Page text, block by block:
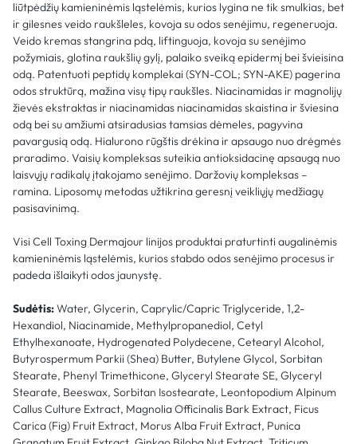
liūtpėdžių kamieninėmis ląstelėmis, kurios lygina ne tik smulkias, bet
ir gilesnes veido raukšleles, kovoja su odos senėjimu, regeneruoja.
Veido kremas stangrina pdą, liftinguoja, kovoja su senėjimo
požymiais, glotina raukšlių gylį, palaiko sveiką epidermį bei švieisina
odą. Patentuoti peptidų komplekai (SYN-COL; SYN-AKE) pagerina
odos struktūrą, mažina visų tipų raukšles. Niacinamidas ir magnolijų
žievės ekstraktas ir niacinamidas niacinamidas skaistina ir šviesina
odą bei su amžiumi atsiradusias tamsias dėmeles, pagyvina
pavargusią odą. Hialurono rūgštis drėkina ir apsaugo nuo drėgmės
praradimo. Vaisių kompleksas suteikia antioksidacinę apsaugą nuo
laisvųjų radikalų įtakojamo senėjimo. Daržovių kompleksas –
ramina. Liposomų metodas užtikrina geresnį veikliųjų medžiagų
pasisavinimą.
Visi Cell Toxing Dermajour linijos produktai praturtinti augalinėmis
kamieninėmis ląstelėmis, kurios stabdo odos senėjimo procesus ir
padeda išlaikyti odos jaunystę.
Sudėtis:Water, Glycerin, Caprylic/Capric Triglyceride, 1,2-
Hexandiol, Niacinamide, Methylpropanediol, Cetyl
Ethylhexanoate, Hydrogenated Polydecene, Cetearyl Alcohol,
Butyrospermum Parkii (Shea) Butter, Butylene Glycol, Sorbitan
Stearate, Phenyl Trimethicone, Glyceryl Stearate SE, Glyceryl
Stearate, Beeswax, Sorbitan Isostearate, Leontopodium Alpinum
Callus Culture Extract, Magnolia Officinalis Bark Extract, Ficus
Carica (Fig) Fruit Extract, Morus Alba Fruit Extract, Punica